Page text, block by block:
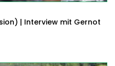
| Interview mit Gernot